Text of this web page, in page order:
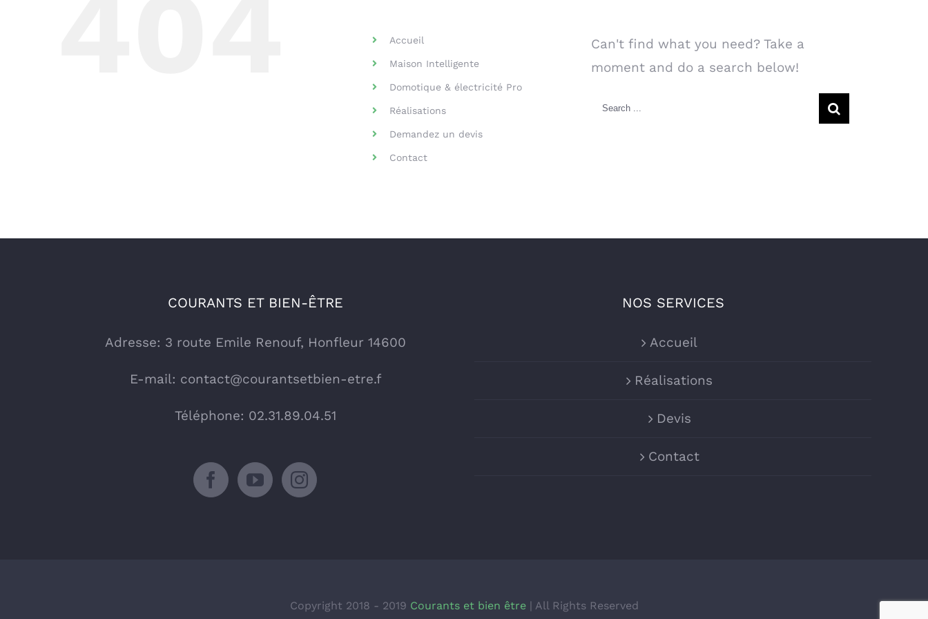
Accueil
Maison Intelligente
Domotique & électricité Pro
Réalisations
Demandez un devis
Contact
Can't find what you need? Take a
moment and do a search below!
Search
COURANTS ET BIEN-ÊTRE
Adresse: 3 route Emile Renouf, Honfleur 14600
E-mail: contact@courantsetbien-etre.f
Téléphone: 02.31.89.04.51
NOS SERVICES
Accueil
Réalisations
Devis
Contact
Copyright 2018 - 2019 Courants et bien être | All Rights Reserved